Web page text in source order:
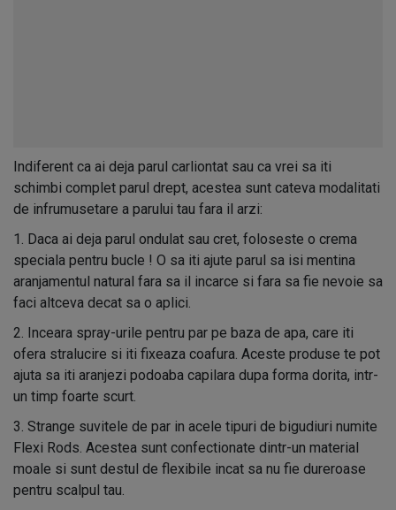
Indiferent ca ai deja parul carliontat sau ca vrei sa iti
schimbi complet parul drept, acestea sunt cateva modalitati
de infrumusetare a parului tau fara il arzi:
1. Daca ai deja parul ondulat sau cret, foloseste o crema
speciala pentru bucle ! O sa iti ajute parul sa isi mentina
aranjamentul natural fara sa il incarce si fara sa fie nevoie sa
faci altceva decat sa o aplici.
2. Inceara spray-urile pentru par pe baza de apa, care iti
ofera stralucire si iti fixeaza coafura. Aceste produse te pot
ajuta sa iti aranjezi podoaba capilara dupa forma dorita, intr-
un timp foarte scurt.
3. Strange suvitele de par in acele tipuri de bigudiuri numite
Flexi Rods. Acestea sunt confectionate dintr-un material
moale si sunt destul de flexibile incat sa nu fie dureroase
pentru scalpul tau.